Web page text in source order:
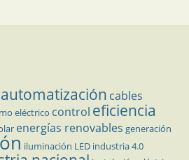
automatización cables
eléctrico control eficiencia
energías renovables generación
iluminación LED industria 4.0